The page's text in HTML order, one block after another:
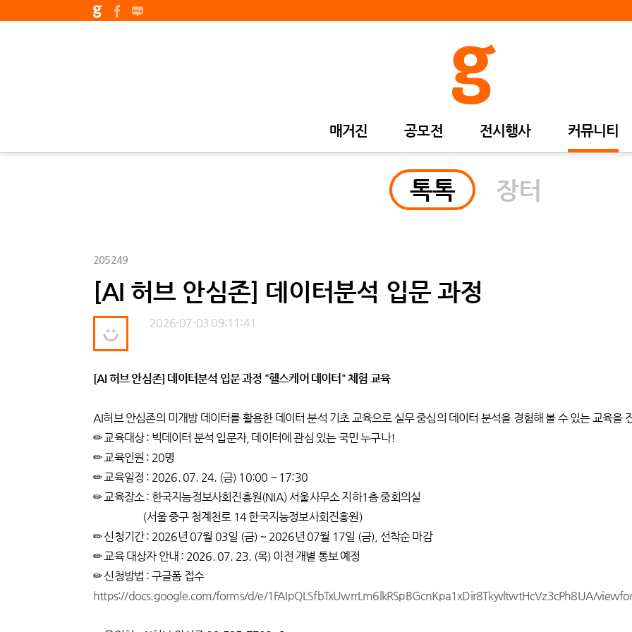
매거진 공모전 전시행사 커뮤니티
톡톡 장터
205249
[AI 허브 안심존] 데이터분석 입문 과정
2026-07-03 09:11:41
[AI 허브 안심존] 데이터분석 입문 과정 "헬스케어 데이터" 체험 교육
AI허브 안심존의 미개방 데이터를 활용한 데이터 분석 기초 교육으로 실무 중심의 데이터 분석을 경험해 볼 수 있는 교육을
✏ 교육대상 : 빅데이터 분석 입문자, 데이터에 관심 있는 국민 누구나!
✏ 교육인원 : 20명
✏ 교육일정 : 2026. 07. 24. (금) 10:00 ~ 17:30
✏ 교육장소 : 한국지능정보사회진흥원(NIA) 서울사무소 지하1층 중회의실
(서울 중구 청계천로 14 한국지능정보사회진흥원)
✏ 신청기간 : 2026년 07월 03일 (금) ~ 2026년 07월 17일 (금), 선착순 마감
✏ 교육 대상자 안내 : 2026. 07. 23. (목) 이전 개별 통보 예정
✏ 신청방법 : 구글폼 접수
https://docs.google.com/forms/d/e/1FAIpQLSfbTxUwrrLm6lkRSpBGcnKpa1xDir8TkyvltwtHcVz3cPh8UA/